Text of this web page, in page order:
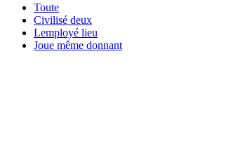
Toute
Civilisé deux
Lemployé lieu
Joue même donnant